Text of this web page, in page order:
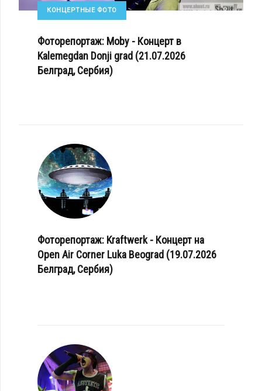
КОНЦЕРТНЫЕ ФОТО
Фоторепортаж: Moby - Концерт в
Kalemegdan Donji grad (21.07.2026
Белград, Сербия)
Фоторепортаж: Kraftwerk - Концерт на
Open Air Corner Luka Beograd (19.07.2026
Белград, Сербия)